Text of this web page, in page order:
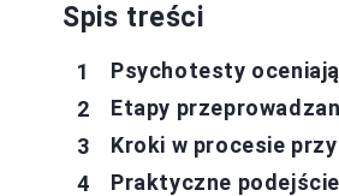
Spis treści
Psychotesty
Etapy
Kroki w procesie
Praktyczne